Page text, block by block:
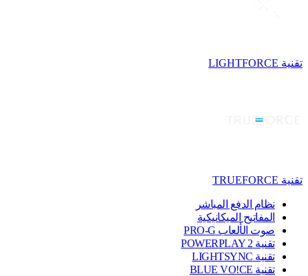
تقنية LIGHTFORCE
تقنية TRUEFORCE
نظام الدفع المباشر
المفاتيح الميكانيكية
صوت الألعاب PRO-G
تقنية ‏POWERPLAY 2
تقنية LIGHTSYNC
تقنية BLUE VO!CE